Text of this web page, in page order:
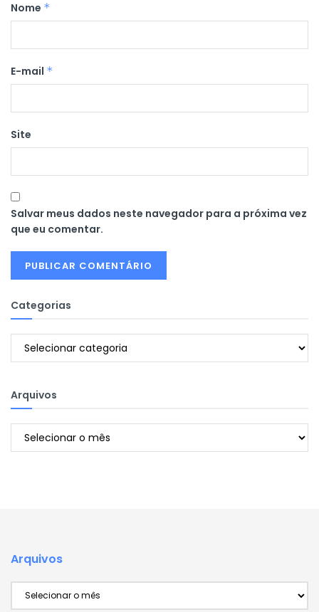
Nome *
E-mail *
Site
Salvar meus dados neste navegador para a próxima vez
que eu comentar.
Categorias
Categorias
Arquivos
Arquivos
Arquivos
Arquivos